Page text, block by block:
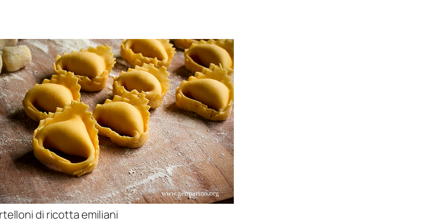
di ricotta emiliani